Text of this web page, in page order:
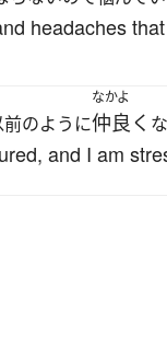
headaches
のように
なかよ
仲良く
and I am